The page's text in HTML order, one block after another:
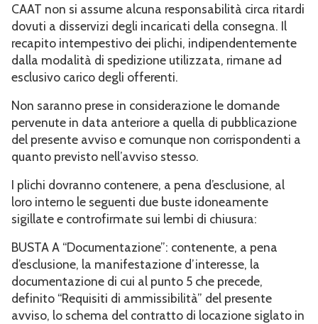
CAAT non si assume alcuna responsabilità circa ritardi
dovuti a disservizi degli incaricati della consegna. Il
recapito intempestivo dei plichi, indipendentemente
dalla modalità di spedizione utilizzata, rimane ad
esclusivo carico degli offerenti.
Non saranno prese in considerazione le domande
pervenute in data anteriore a quella di pubblicazione
del presente avviso e comunque non corrispondenti a
quanto previsto nell’avviso stesso.
I plichi dovranno contenere, a pena d’esclusione, al
loro interno le seguenti due buste idoneamente
sigillate e controfirmate sui lembi di chiusura:
BUSTA A “Documentazione”: contenente, a pena
d’esclusione, la manifestazione d’interesse, la
documentazione di cui al punto 5 che precede,
definito “Requisiti di ammissibilità” del presente
avviso, lo schema del contratto di locazione siglato in